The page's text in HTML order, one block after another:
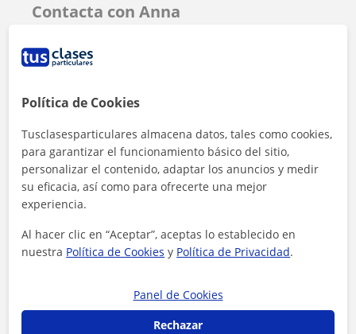
Contacta con Anna
Tarifa
1ª clase gratis
Política de Cookies
Tusclasesparticulares almacena datos, tales como cookies,
para garantizar el funcionamiento básico del sitio,
personalizar el contenido, adaptar los anuncios y medir
su eficacia, así como para ofrecerte una mejor
experiencia.
Al hacer clic en “Aceptar”, aceptas lo establecido en
nuestra Política de Cookies y Política de Privacidad.
Panel de Cookies
Rechazar